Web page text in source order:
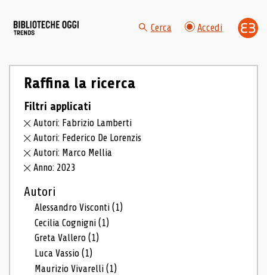
Cerca Accedi
Raffina la ricerca
Filtri applicati
Autori: Fabrizio Lamberti
Autori: Federico De Lorenzis
Autori: Marco Mellia
Anno: 2023
Autori
Alessandro Visconti(1)
Cecilia Cognigni(1)
Greta Vallero(1)
Luca Vassio(1)
Maurizio Vivarelli(1)